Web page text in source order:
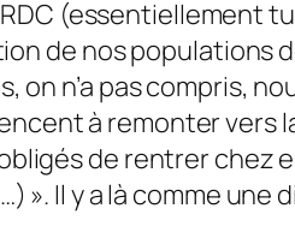
(essentiellement
de nos populations
on n’a pas compris,
à remonter vers
de rentrer chez
». Il y a là comme